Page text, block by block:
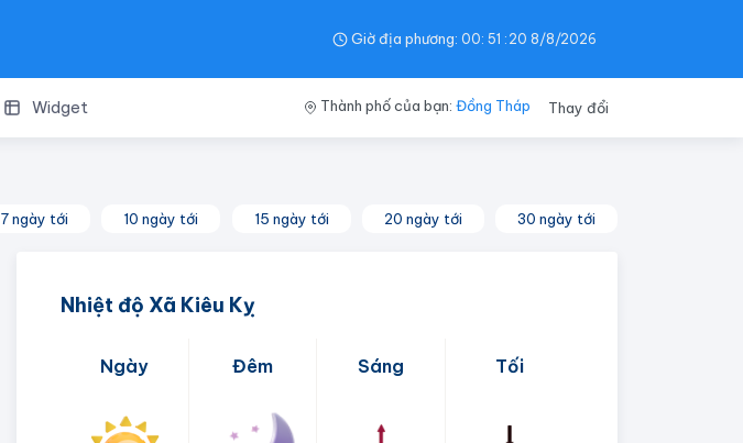
Giờ địa phương: 00: 51 : 21 8/8/2026
Widget Thành phố của bạn: Đồng Tháp Thay đổi
7 ngày tới 10 ngày tới 15 ngày tới 20 ngày tới 30 ngày tới
Nhiệt độ Xã Kiêu Kỵ
Ngày Đêm Sáng Tối